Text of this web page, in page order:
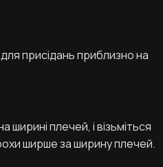
присідань приблизно на
плечей, і візьміться
ширше за ширину плечей.